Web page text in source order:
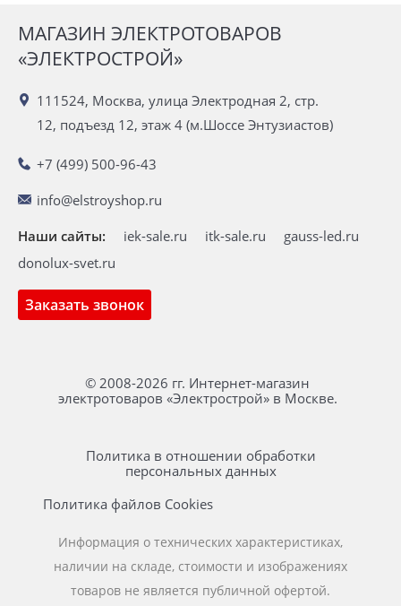
МАГАЗИН ЭЛЕКТРОТОВАРОВ
«ЭЛЕКТРОСТРОЙ»
111524, Москва, улица Электродная 2, стр.
12, подъезд 12, этаж 4 (м.Шоссе Энтузиастов)
+7 (499) 500-96-43
info@elstroyshop.ru
Заказать звонок
Наши сайты: iek-sale.ru itk-sale.ru
gauss-led.ru
donolux-svet.ru
© 2008-2026 гг. Интернет-магазин
электротоваров «Электрострой» в Москве.
Политика в отношении обработки
персональных данных
Политика файлов Cookies
Информация о технических характеристиках,
наличии на складе, стоимости и изображениях
товаров не является публичной офертой.